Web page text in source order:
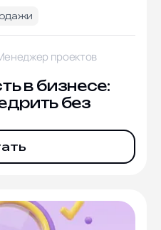
проектов
в бизнесе:
без